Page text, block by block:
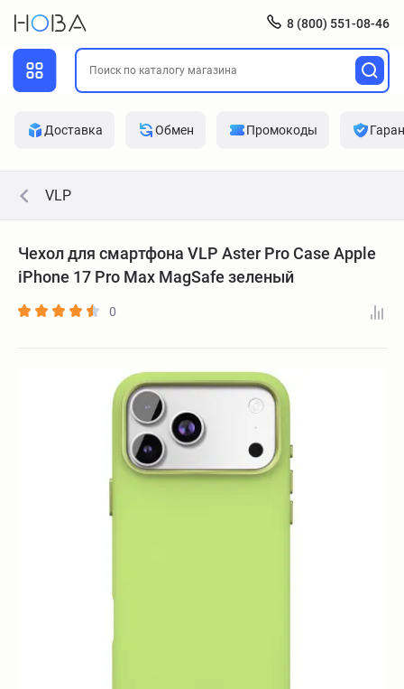
8 (800) 551-08-46
Доставка Обмен Промокоды
VLP
Чехол для смартфона VLP Aster Pro Case Apple
iPhone 17 Pro Max MagSafe зеленый
0